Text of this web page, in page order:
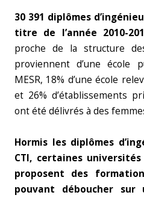
30 391 diplômes
titre de l’année 2010-
proche de la structure
proviennent d’une école
MESR, 18% d’une école
et 26% d’établissements
ont été délivrés à des
Hormis les diplômes
CTI, certaines
proposent des
pouvant déboucher sur